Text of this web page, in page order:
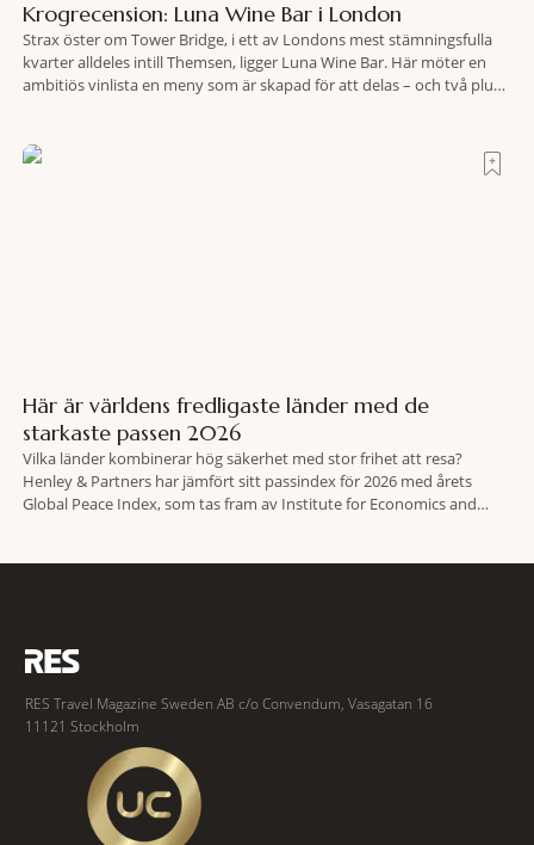
Krogrecension: Luna Wine Bar i London
Strax öster om Tower Bridge, i ett av Londons mest stämningsfulla
kvarter alldeles intill Themsen, ligger Luna Wine Bar. Här möter en
ambitiös vinlista en meny som är skapad för att delas – och två plus
Här är världens fredligaste länder med de
starkaste passen 2026
Vilka länder kombinerar hög säkerhet med stor frihet att resa?
Henley & Partners har jämfört sitt passindex för 2026 med årets
Global Peace Index, som tas fram av Institute for Economics and
RES Travel Magazine Sweden AB c/o Convendum, Vasagatan 16
11121 Stockholm